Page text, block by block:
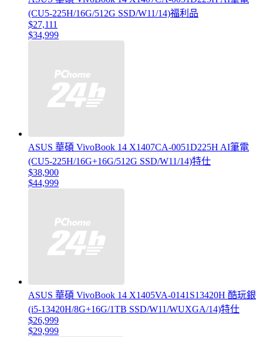
(CU5-225H/16G/512G SSD/W11/14)福利品
$27,111
$34,999
ASUS 華碩 VivoBook 14 X1407CA-0051D225H AI筆電
(CU5-225H/16G+16G/512G SSD/W11/14)特仕
$38,900
$44,999
ASUS 華碩 VivoBook 14 X1405VA-0141S13420H 酷玩銀
(i5-13420H/8G+16G/1TB SSD/W11/WUXGA/14)特仕
$26,999
$29,999